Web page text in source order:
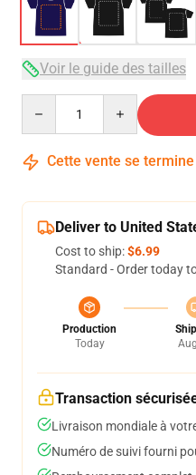
Voir le guide des tailles
Cette vente se
Deliver to United
Cost to ship:$6.99
Standard - Order today
Production
Today
Transaction
Livraison mondiale à
Numéro de suivi fourni